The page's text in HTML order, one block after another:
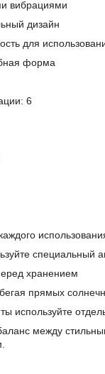
вибрациями
дизайн
для
форма
6
специальный
хранением
прямых
используйте
между